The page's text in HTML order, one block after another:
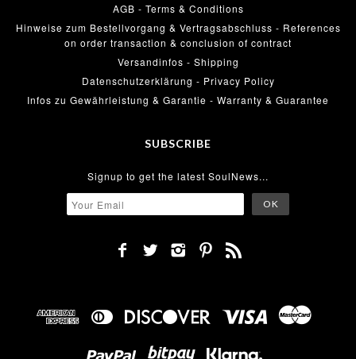
AGB - Terms & Conditions
Hinweise zum Bestellvorgang & Vertragsabschluss - References
on order transaction & conclusion of contract
Versandinfos - Shipping
Datenschutzerklärung - Privacy Policy
Infos zu Gewährleistung & Garantie - Warranty & Guarantee
SUBSCRIBE
Signup to get the latest SoulNews...